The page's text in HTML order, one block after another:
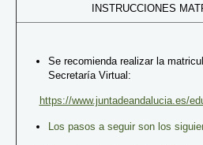
INSTRUCCIONES
Se recomienda realizar la
Secretaría Virtual:
https://www.juntadeandalucia.es/
Los pasos a seguir son los